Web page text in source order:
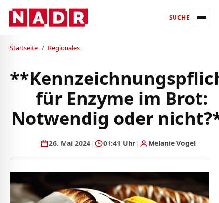
SUCHE
Startseite / Regionales
für Enzyme im Brot:
Notwendig oder
26. Mai 2024| 01:41 Uhr| Melanie Vogel